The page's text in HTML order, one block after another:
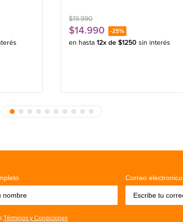
$19.990
$14.990 -25%
en hasta 12x de $1250 sin interés
Correo electronico
Términos y Condiciones